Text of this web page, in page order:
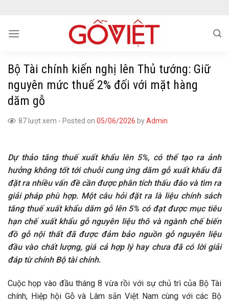
content
Bộ Tài chính kiến nghị lên Thủ tướng: Giữ
nguyên mức thuế 2% đối với mặt hàng
dăm gỗ
87 lượt xem - Posted on 05/06/2026 byAdmin
Dự thảo tăng thuế xuất khẩu lên 5%, có thể tạo ra ảnh
hưởng không tốt tới chuỗi cung ứng dăm gỗ xuất khẩu đã
đặt ra nhiều vấn đề cần được phân tích thấu đáo và tìm ra
giải pháp phù hợp. Một câu hỏi đặt ra là liệu chính sách
tăng thuế xuất khẩu dăm gỗ lên 5% có đạt được mục tiêu
hạn chế xuất khẩu gỗ nguyên liệu thô và ngành chế biến
đồ gỗ nội thất đã được đảm bảo nguồn gỗ nguyên liệu
đầu vào chất lượng, giá cả hợp lý hay chưa đã có lời giải
đáp từ chính Bộ tài chính.
Cuộc họp vào đầu tháng 8 vừa rồi với sự chủ trì của Bộ Tài
chính, Hiệp hội Gỗ và Lâm sản Việt Nam cùng với các Bộ